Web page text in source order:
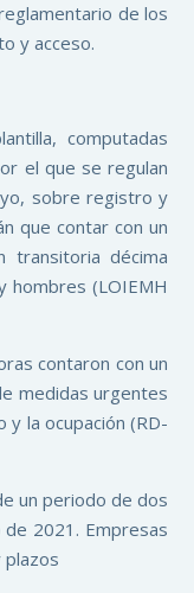
de los
y acceso.
computadas
el que se regulan
sobre registro y
que contar con un
transitoria décima
hombres (LOIEMH
contaron con un
medidas urgentes
la ocupación (RD-
un periodo de dos
2021. Empresas
plazos